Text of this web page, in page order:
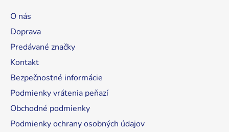
O nás
Doprava
Predávané značky
Kontakt
Bezpečnostné informácie
Podmienky vrátenia peňazí
Obchodné podmienky
Podmienky ochrany osobných údajov